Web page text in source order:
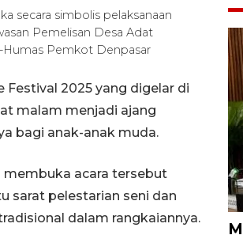
secara simbolis pelaksanaan
Pemelisan Desa Adat
Humas Pemkot Denpasar
Festival 2025 yang digelar di
malam menjadi ajang
bagi anak-anak muda.
membuka acara tersebut
sarat pelestarian seni dan
dalam rangkaiannya.